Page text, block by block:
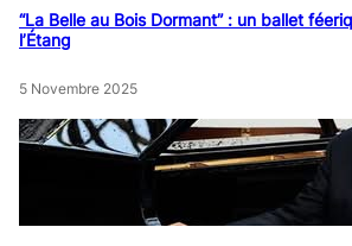
“La Belle au Bois Dormant” : un ballet
l’Étang
5 Novembre 2025